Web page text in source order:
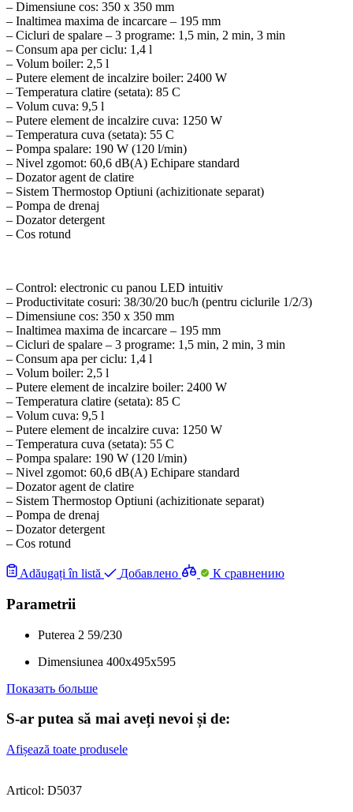
– Dimensiune cos: 350 x 350 mm
– Inaltimea maxima de incarcare – 195 mm
– Cicluri de spalare – 3 programe: 1,5 min, 2 min, 3 min
– Consum apa per ciclu: 1,4 l
– Volum boiler: 2,5 l
– Putere element de incalzire boiler: 2400 W
– Temperatura clatire (setata): 85 C
– Volum cuva: 9,5 l
– Putere element de incalzire cuva: 1250 W
– Temperatura cuva (setata): 55 C
– Pompa spalare: 190 W (120 l/min)
– Nivel zgomot: 60,6 dB(A) Echipare standard
– Dozator agent de clatire
– Sistem Thermostop Optiuni (achizitionate separat)
– Pompa de drenaj
– Dozator detergent
– Cos rotund
– Control: electronic cu panou LED intuitiv
– Productivitate cosuri: 38/30/20 buc/h (pentru ciclurile 1/2/3)
– Dimensiune cos: 350 x 350 mm
– Inaltimea maxima de incarcare – 195 mm
– Cicluri de spalare – 3 programe: 1,5 min, 2 min, 3 min
– Consum apa per ciclu: 1,4 l
– Volum boiler: 2,5 l
– Putere element de incalzire boiler: 2400 W
– Temperatura clatire (setata): 85 C
– Volum cuva: 9,5 l
– Putere element de incalzire cuva: 1250 W
– Temperatura cuva (setata): 55 C
– Pompa spalare: 190 W (120 l/min)
– Nivel zgomot: 60,6 dB(A) Echipare standard
– Dozator agent de clatire
– Sistem Thermostop Optiuni (achizitionate separat)
– Pompa de drenaj
– Dozator detergent
– Cos rotund
Adăugați în listă Добавлено К сравнению
Parametrii
Puterea 2 59/230
Dimensiunea 400x495x595
Показать больше
S-ar putea să mai aveți nevoi și de:
Afișează toate produsele
Articol: D5037